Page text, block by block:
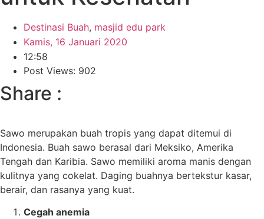
Destinasi Buah, masjid edu park
Kamis, 16 Januari 2020
12:58
Post Views: 902
Share :
Sawo merupakan buah tropis yang dapat ditemui di
Indonesia. Buah sawo berasal dari Meksiko, Amerika
Tengah dan Karibia. Sawo memiliki aroma manis dengan
kulitnya yang cokelat. Daging buahnya bertekstur kasar,
berair, dan rasanya yang kuat.
Cegah anemia